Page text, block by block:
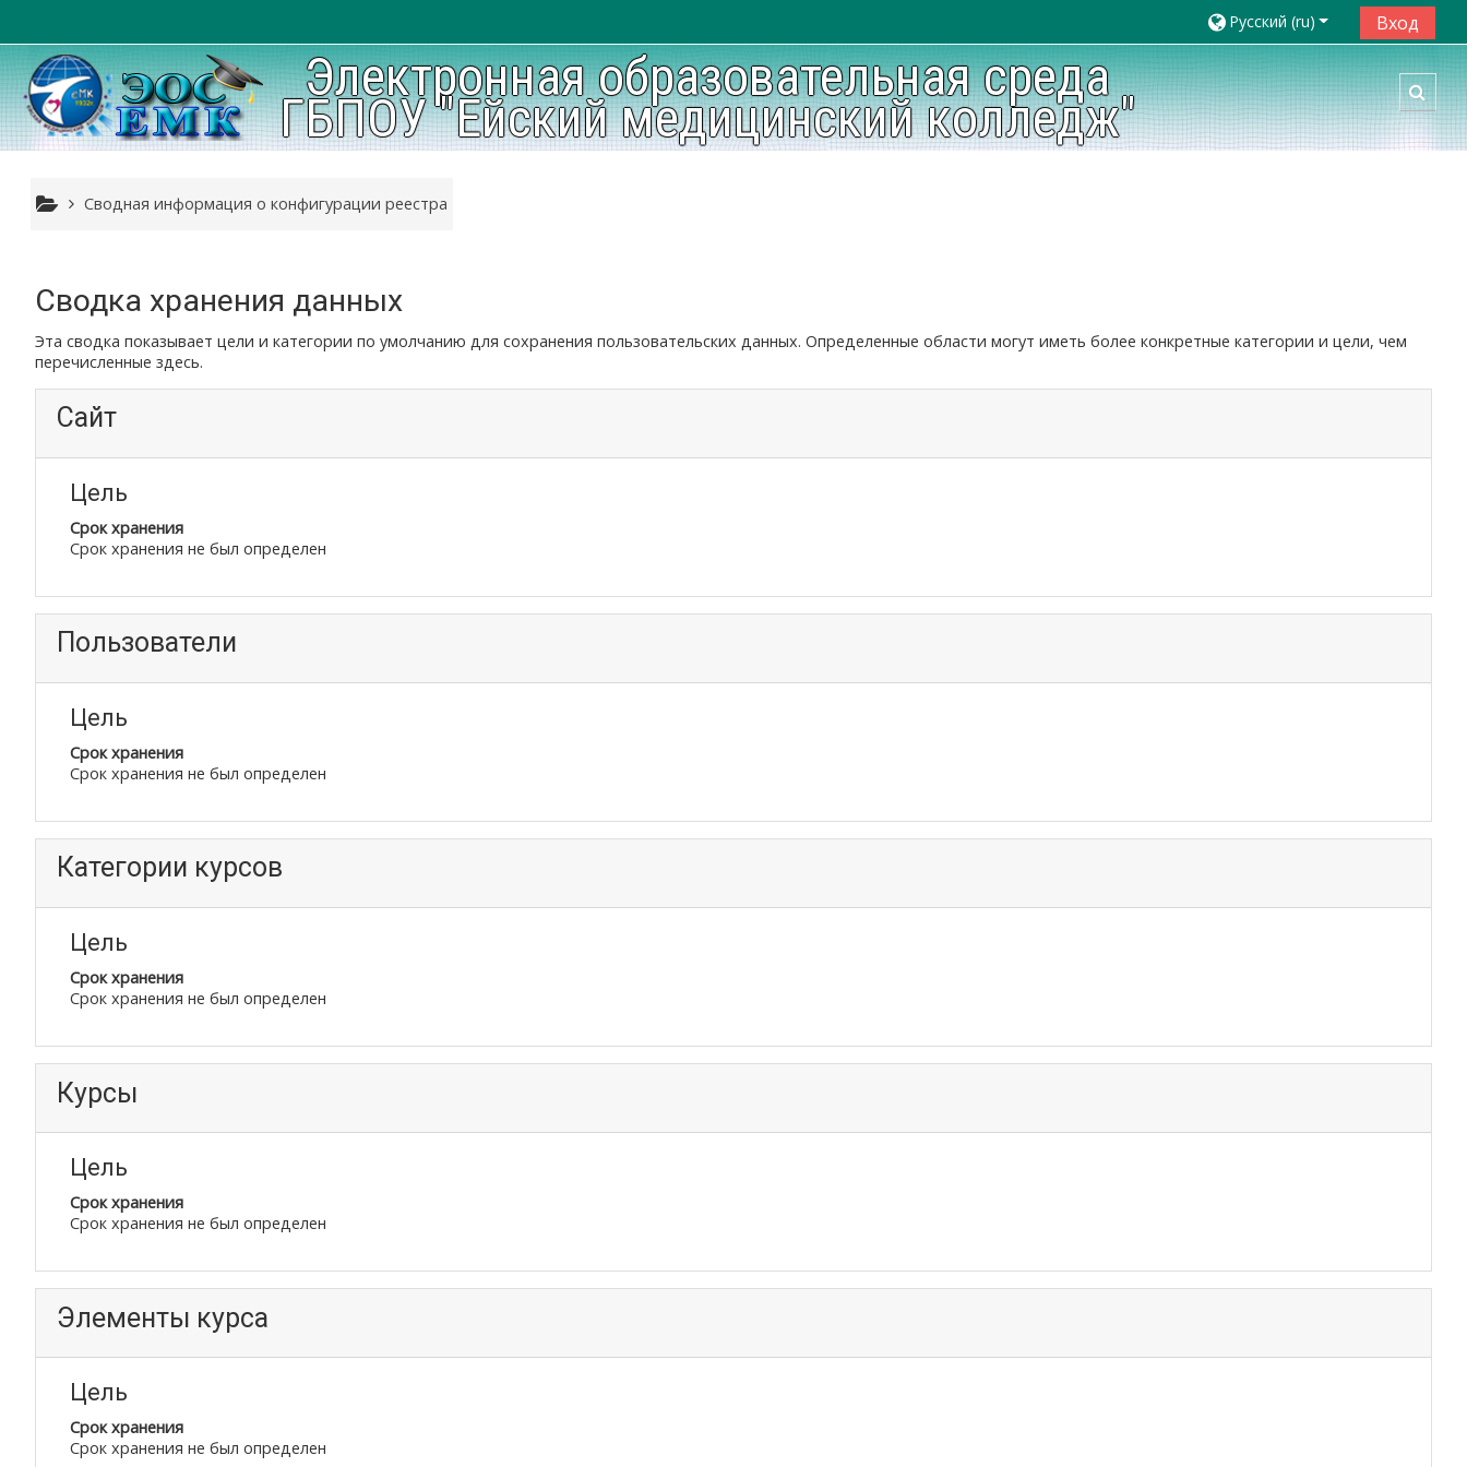
Русский ‎(ru)‎ Вход
Электронная образовательная среда
ГБПОУ "Ейский медицинский колледж"
Сводная информация о конфигурации реестра
Сводка хранения данных
Эта сводка показывает цели и категории по умолчанию для сохранения пользовательских данных. Определенные области могут иметь более конкретные категории и цели, чем
перечисленные здесь.
Сайт
Цель
Срок хранения
Срок хранения не был определен
Пользователи
Цель
Срок хранения
Срок хранения не был определен
Категории курсов
Цель
Срок хранения
Срок хранения не был определен
Курсы
Цель
Срок хранения
Срок хранения не был определен
Элементы курса
Цель
Срок хранения
Срок хранения не был определен